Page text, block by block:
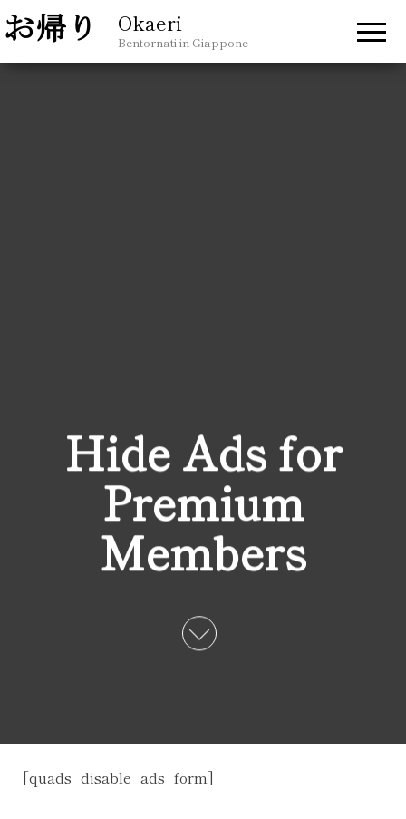
Okaeri
Bentornati in Giappone
Hide Ads for
Premium
Members
[quads_disable_ads_form]